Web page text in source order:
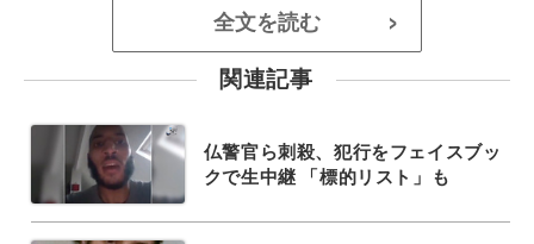
全文を読む >
関連記事
仏警官ら刺殺、犯行をフェイスブッ
クで生中継 「標的リスト」も